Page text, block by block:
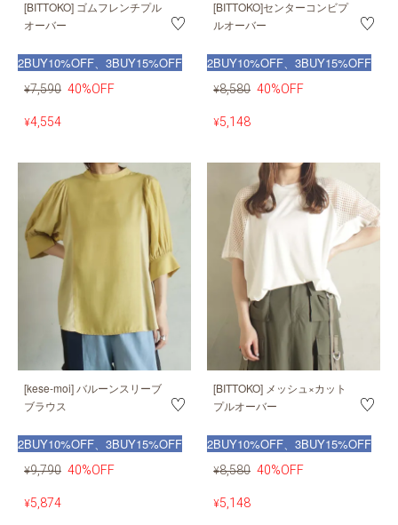
[BITTOKO] ゴムフレンチプル
オーバー
2BUY10%OFF、3BUY15%OFF
¥7,590 40%OFF
¥4,554
[BITTOKO]センターコンビプ
ルオーバー
2BUY10%OFF、3BUY15%OFF
¥8,580 40%OFF
¥5,148
[kese-moi] バルーンスリーブ
ブラウス
2BUY10%OFF、3BUY15%OFF
¥9,790 40%OFF
¥5,874
[BITTOKO] メッシュ×カット
プルオーバー
2BUY10%OFF、3BUY15%OFF
¥8,580 40%OFF
¥5,148